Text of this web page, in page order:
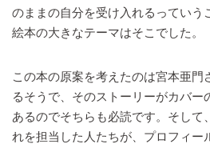
のままの自分を受け入れるっていう
絵本の大きなテーマはそこでした。
この本の原案を考えたのは宮本亜門
るそうで、そのストーリーがカバー
あるのでそちらも必読です。そして
れを担当した人たちが、プロフィー